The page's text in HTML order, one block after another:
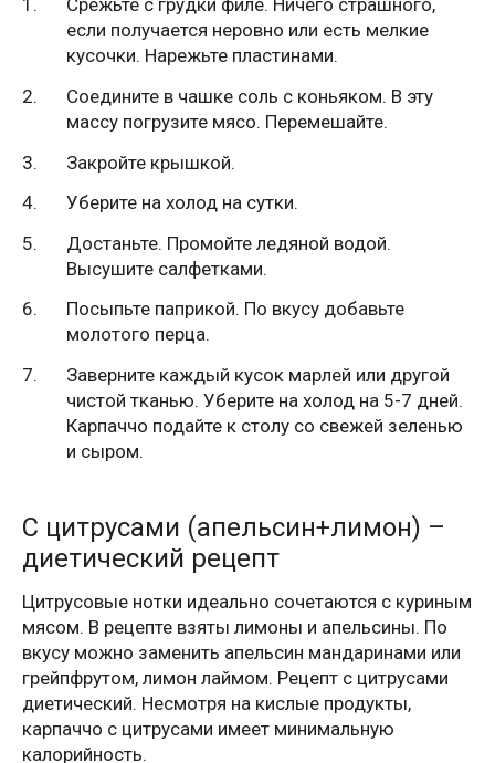
Срежьте с грудки филе. Ничего страшного,
если получается неровно или есть мелкие
кусочки. Нарежьте пластинами.
Соедините в чашке соль с коньяком. В эту
массу погрузите мясо. Перемешайте.
Закройте крышкой.
Уберите на холод на сутки.
Достаньте. Промойте ледяной водой.
Высушите салфетками.
Посыпьте паприкой. По вкусу добавьте
молотого перца.
Заверните каждый кусок марлей или другой
чистой тканью. Уберите на холод на 5-7 дней.
Карпаччо подайте к столу со свежей зеленью
и сыром.
С цитрусами (апельсин+лимон) –
диетический рецепт
Цитрусовые нотки идеально сочетаются с куриным
мясом. В рецепте взяты лимоны и апельсины. По
вкусу можно заменить апельсин мандаринами или
грейпфрутом, лимон лаймом. Рецепт с цитрусами
диетический. Несмотря на кислые продукты,
карпаччо с цитрусами имеет минимальную
калорийность.